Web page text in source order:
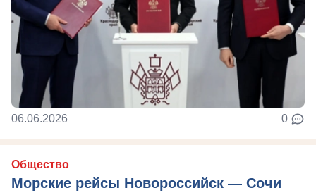
06.06.2026 0
Общество
Морские рейсы Новороссийск — Сочи